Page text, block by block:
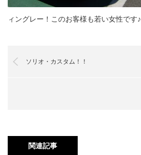
ィングレー！このお客様も若い女性です♪
ソリオ・カスタム！！
関連記事